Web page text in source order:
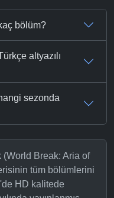
bölüm?
altyazılı
sezonda
(World Break: Aria of
tüm bölümlerini
HD kalitede